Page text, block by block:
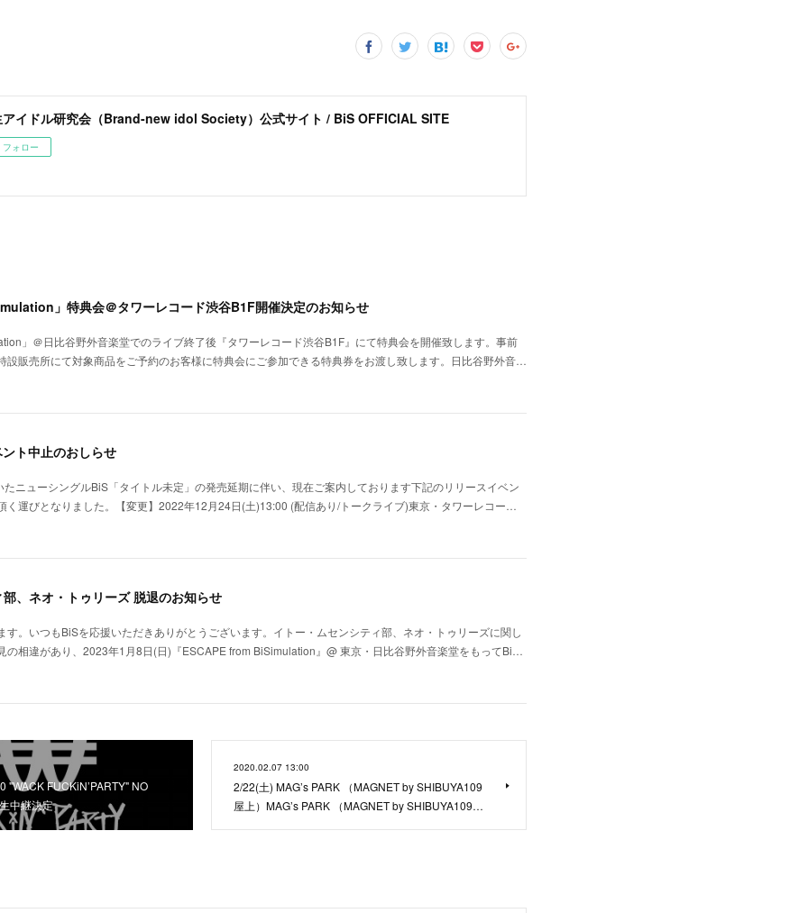
アイドル研究会（Brand-new idol Society）公式サイト / BiS OFFICIAL SITE
フォロー
」特典会＠タワーレコード渋谷B1F開催決定のお知らせ
」＠日比谷野外音楽堂でのライブ終了後『タワーレコード渋谷B1F』にて特典会を開催致します。事前
設販売所にて対象商品をご予約のお客様に特典会にご参加できる特典券をお渡し致します。日比谷野外音…
ト中止のおしらせ
ニューシングルBiS「タイトル未定」の発売延期に伴い、現在ご案内しております下記のリリースイベン
く運びとなりました。【変更】2022年12月24日(土)13:00 (配信あり/トークライブ)東京・タワーレコー…
、ネオ・トゥリーズ 脱退のお知らせ
す。いつもBiSを応援いただきありがとうございます。イトー・ムセンシティ部、ネオ・トゥリーズに関し
の相違があり、2023年1月8日(日)『ESCAPE from BiSimulation』@ 東京・日比谷野外音楽堂をもってBi…
"WACK FUCKiN’PARTY" NO
中継決定
2020.02.07 13:00
2/22(土) MAG’s PARK （MAGNET by SHIBUYA109
屋上）MAG’s PARK （MAGNET by SHIBUYA109…